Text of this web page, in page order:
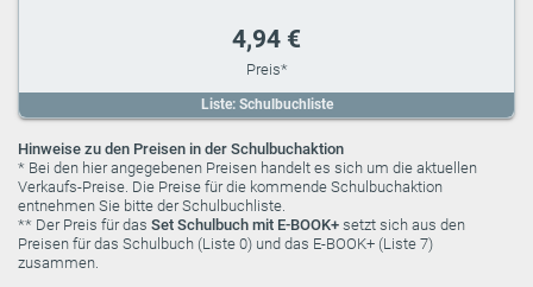
Liste: Schulbuchliste
4,94 €
Hinweise zu den Preisen in der Schulbuchaktion
* Bei den hier angegebenen Preisen handelt es sich um die aktuellen
Verkaufs-Preise. Die Preise für die kommende Schulbuchaktion
entnehmen Sie bitte der Schulbuchliste.
** Der Preis für das Set Schulbuch mit E-BOOK+ setzt sich aus den
Preisen für das Schulbuch (Liste 0) und das E-BOOK+ (Liste 7)
zusammen.